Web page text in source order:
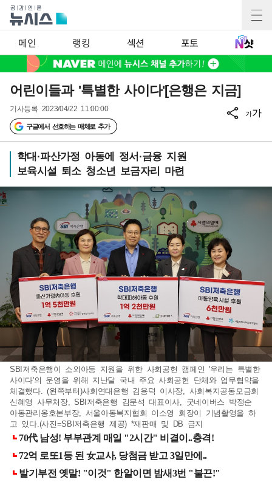
메인 랭킹 섹션 포토
어린이들과 '특별한 사이다'[은행은 지금]
기사등록 2023/04/22 11:00:00
구글에서 선호하는 매체로 추가
가가
학대·파산가정 아동에 정서·금융 지원
보육시설 퇴소 청소년 보금자리 마련
SBI저축은행이 소외아동 지원을 위한 사회공헌 캠페인 '우리는 특별한
사이다'의 운영을 위해 지난달 국내 주요 사회공헌 단체와 업무협약을
체결했다. (왼쪽부터)사회연대은행 김용덕 이사장, 사회복지공동모금회
신혜영 사무처장, SBI저축은행 김문석 대표이사, 굿네이버스 박정순
아동관리옹호본부장, 서울아동복지협회 이소영 회장이 기념촬영을 하
고 있다.(사진=SBI저축은행 제공) *재판매 및 DB 금지